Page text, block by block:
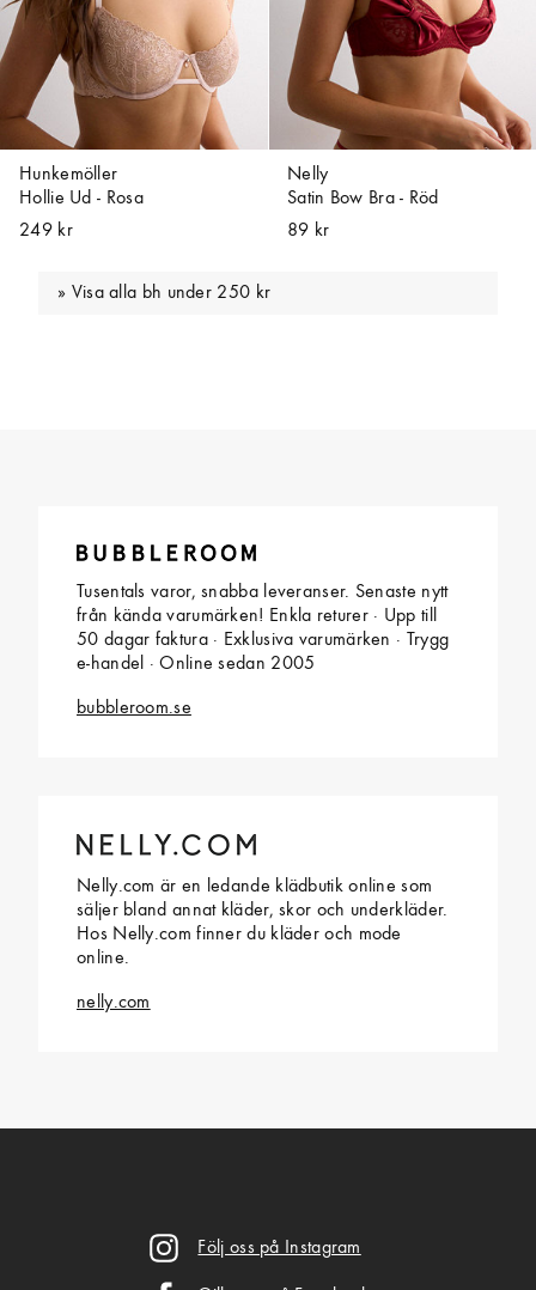
Hunkemöller
Hollie Ud - Rosa
249 kr
Nelly
Satin Bow Bra - Röd
89 kr
Visa alla bh under 250 kr
Tusentals varor, snabba leveranser. Senaste nytt
från kända varumärken! Enkla returer · Upp till
50 dagar faktura · Exklusiva varumärken · Trygg
e-handel · Online sedan 2005
bubbleroom.se
Nelly.com är en ledande klädbutik online som
säljer bland annat kläder, skor och underkläder.
Hos Nelly.com finner du kläder och mode
online.
nelly.com
Följ oss på Instagram